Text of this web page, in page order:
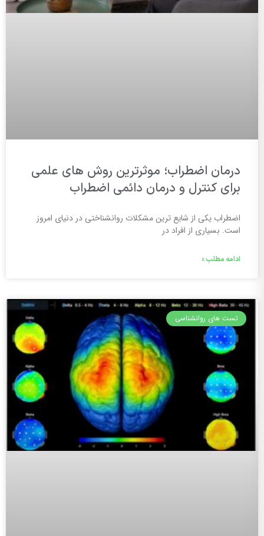
درمان اضطراب؛ موثرترین روش های علمی
برای کنترل و درمان دائمی اضطراب
اضطراب یکی از شایع ترین مشکلات روانشناختی در دنیای امروز
است. بسیاری از افراد در
ادامه مطلب »
تست های روانشناسی